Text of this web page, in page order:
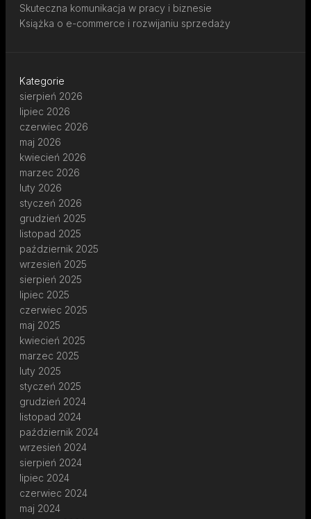
Skuteczna komunikacja w pracy i biznesie
Książka o e-commerce i rozwijaniu sprzedaży
Kategorie
sierpień 2026
lipiec 2026
czerwiec 2026
maj 2026
kwiecień 2026
marzec 2026
luty 2026
styczeń 2026
grudzień 2025
listopad 2025
październik 2025
wrzesień 2025
sierpień 2025
lipiec 2025
czerwiec 2025
maj 2025
kwiecień 2025
marzec 2025
luty 2025
styczeń 2025
grudzień 2024
listopad 2024
październik 2024
wrzesień 2024
sierpień 2024
lipiec 2024
czerwiec 2024
maj 2024